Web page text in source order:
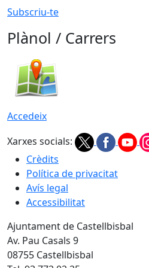
Subscriu-te
Plànol / Carrers
Accedeix
Xarxes socials:
Crèdits
Política de privacitat
Avís legal
Accessibilitat
Ajuntament de Castellbisbal
Av. Pau Casals 9
08755 Castellbisbal